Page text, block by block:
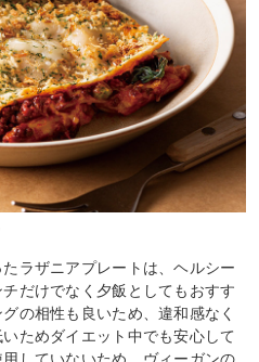
ラザニアプレートは、ヘルシー
だけでなく夕飯としてもおすす
の相性も良いため、違和感なく
ためダイエット中でも安心して